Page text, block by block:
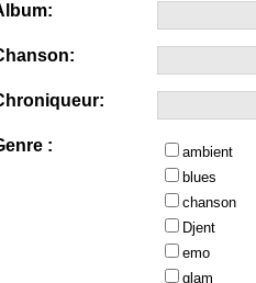
:
ambient
blues
chanson
Djent
emo
glam